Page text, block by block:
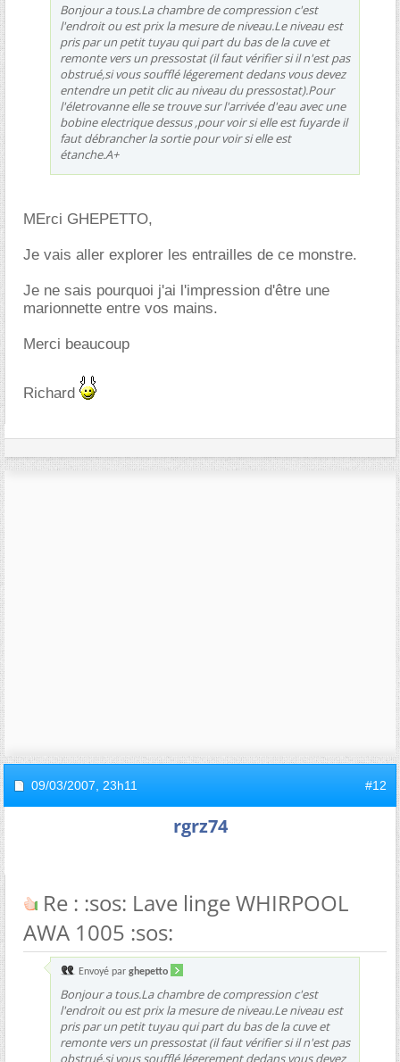
Bonjour a tous.La chambre de compression c'est
l'endroit ou est prix la mesure de niveau.Le niveau est
pris par un petit tuyau qui part du bas de la cuve et
remonte vers un pressostat (il faut vérifier si il n'est pas
obstrué,si vous soufflé légerement dedans vous devez
entendre un petit clic au niveau du pressostat).Pour
l'életrovanne elle se trouve sur l'arrivée d'eau avec une
bobine electrique dessus ,pour voir si elle est fuyarde il
faut débrancher la sortie pour voir si elle est
étanche.A+
MErci GHEPETTO,
Je vais aller explorer les entrailles de ce monstre.
Je ne sais pourquoi j'ai l'impression d'être une
marionnette entre vos mains.
Merci beaucoup
Richard
09/03/2007, 23h11 #12
rgrz74
Re : :sos: Lave linge WHIRPOOL
AWA 1005 :sos:
Envoyé par ghepetto
Bonjour a tous.La chambre de compression c'est
l'endroit ou est prix la mesure de niveau.Le niveau est
pris par un petit tuyau qui part du bas de la cuve et
remonte vers un pressostat (il faut vérifier si il n'est pas
obstrué,si vous soufflé légerement dedans vous devez